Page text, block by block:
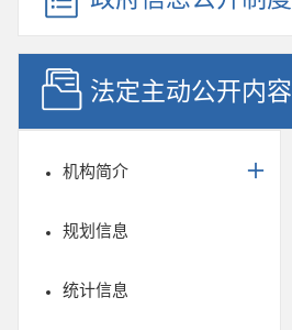
法定主动公开内容
机构简介
规划信息
统计信息